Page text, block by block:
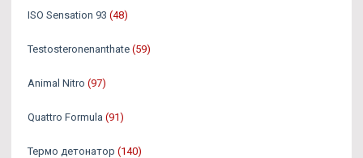
ISO Sensation 93 (48)
Testosteronenanthate (59)
Animal Nitro (97)
Quattro Formula (91)
Термо детонатор (140)